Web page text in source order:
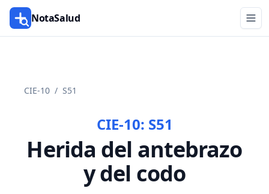
NotaSalud
CIE-10 / S51
CIE-10: S51
Herida del antebrazo
y del codo